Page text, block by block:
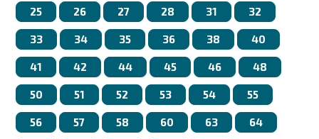
25 26 27 28 31 32
33 34 35 36 38 40
41 42 44 45 46 48
50 51 52 53 54 55
56 57 58 60 63 64